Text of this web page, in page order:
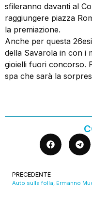
sfileranno davanti al
raggiungere piazza
la premiazione.
Anche per questa
della Savarola in con i
gioielli fuori concorso.
spa che sarà la
PRECEDENTE